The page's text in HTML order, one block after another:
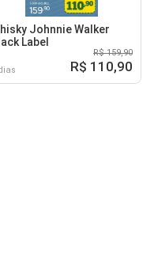
Johnnie Walker
Label
R$ 159,90
R$ 110,90